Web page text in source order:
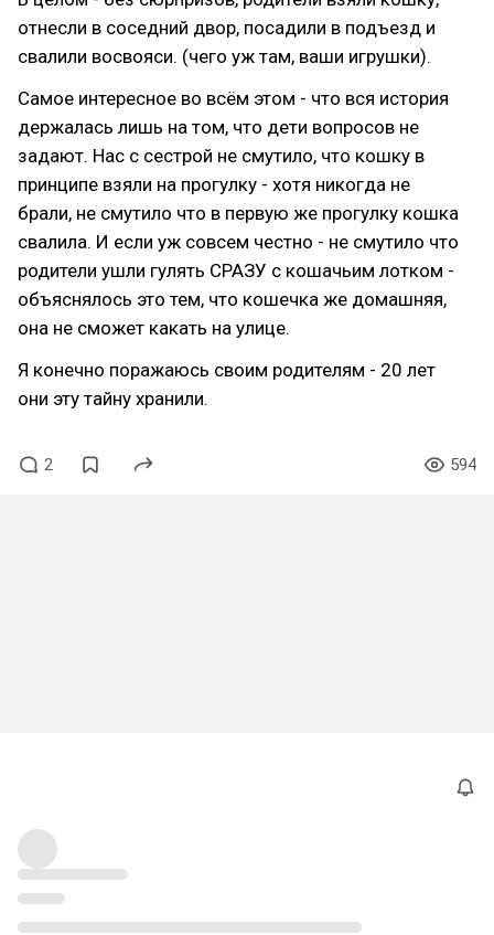
отнесли в соседний двор, посадили в подъезд и
свалили восвояси. (чего уж там, ваши игрушки).
Самое интересное во всём этом - что вся история
держалась лишь на том, что дети вопросов не
задают. Нас с сестрой не смутило, что кошку в
принципе взяли на прогулку - хотя никогда не
брали, не смутило что в первую же прогулку кошка
свалила. И если уж совсем честно - не смутило что
родители ушли гулять СРАЗУ с кошачьим лотком -
объяснялось это тем, что кошечка же домашняя,
она не сможет какать на улице.
Я конечно поражаюсь своим родителям - 20 лет
они эту тайну хранили.
2 594